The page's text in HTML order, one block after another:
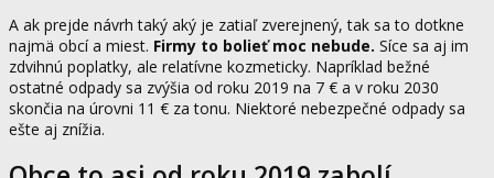
A ak prejde návrh taký aký je zatiaľ zverejnený, tak sa to dotkne
najmä obcí a miest. Firmy to bolieť moc nebude. Síce sa aj im
zdvihnú poplatky, ale relatívne kozmeticky. Napríklad bežné
ostatné odpady sa zvýšia od roku 2019 na 7 € a v roku 2030
skončia na úrovni 11 € za tonu. Niektoré nebezpečné odpady sa
ešte aj znížia.